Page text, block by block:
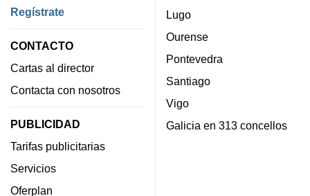
Regístrate
CONTACTO
Cartas al director
Contacta con nosotros
PUBLICIDAD
Tarifas publicitarias
Servicios
Oferplan
Lugo
Ourense
Pontevedra
Santiago
Vigo
Galicia en 313 concellos